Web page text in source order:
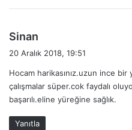
Sinan
i
k
i
:
20 Aralık 2018, 19:51
Hocam harikasınız.uzun ince
çalışmalar süper.cok faydalı
başarılı.eline yüreğine sağlık.
Yanıtla